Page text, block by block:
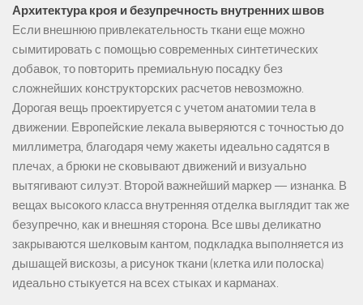
Архитектура кроя и безупречность внутренних швов
Если внешнюю привлекательность ткани еще можно
сымитировать с помощью современных синтетических
добавок, то повторить премиальную посадку без
сложнейших конструкторских расчетов невозможно.
Дорогая вещь проектируется с учетом анатомии тела в
движении. Европейские лекала выверяются с точностью до
миллиметра, благодаря чему жакеты идеально садятся в
плечах, а брюки не сковывают движений и визуально
вытягивают силуэт. Второй важнейший маркер — изнанка. В
вещах высокого класса внутренняя отделка выглядит так же
безупречно, как и внешняя сторона. Все швы деликатно
закрываются шелковым кантом, подкладка выполняется из
дышащей вискозы, а рисунок ткани (клетка или полоска)
идеально стыкуется на всех стыках и карманах.